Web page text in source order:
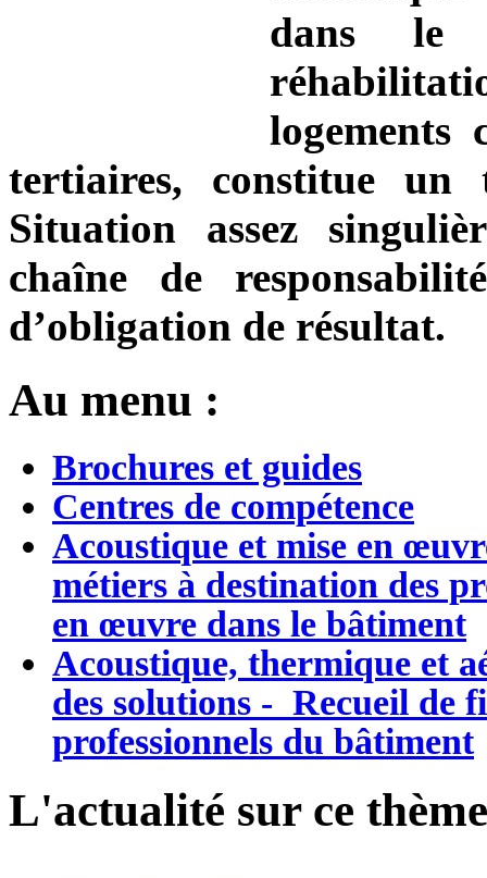
dans le
logements
tertiaires, constitue un
Situation assez
chaîne de
d’obligation de résultat.
Au menu :
Brochures et guides
Centres de compétence
Acoustique et mise en
métiers à destination des
en œuvre dans le bâtiment
Acoustique, thermique et
des solutions - Recueil de
professionnels du bâtiment
L'actualité sur ce